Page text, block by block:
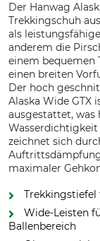
Der Hanwag
Trekkingschuh
als
anderem die
einem bequemen
einen breiten
Der hoch
Alaska Wide GTX
ausgestattet,
zeichnet sich
maximaler
Trekkingstiefel
Wide-Leisten
Ballenbereich